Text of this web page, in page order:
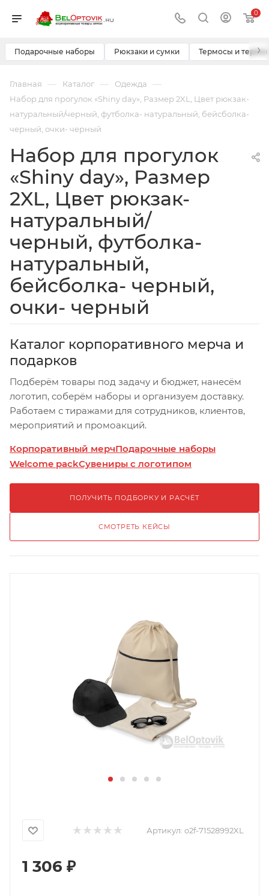
0
Подарочные наборы Рюкзаки и сумки Термосы и ›
Главная — Каталог — Одежда —
Набор для прогулок «Shiny day», Размер 2XL, Цвет рюкзак-
натуральный/черный, футболка- натуральный, бейсболка-
черный, очки- черный
Набор для прогулок
«Shiny day», Размер
2XL, Цвет рюкзак-
натуральный/
черный, футболка-
натуральный,
бейсболка- черный,
очки- черный
Каталог корпоративного мерча и
подарков
Подберём товары под задачу и бюджет, нанесём
логотип, соберём наборы и организуем доставку.
Работаем с тиражами для сотрудников, клиентов,
мероприятий и промоакций.
Корпоративный мерчПодарочные наборы
Welcome packСувениры с логотипом
ПОЛУЧИТЬ ПОДБОРКУ И РАСЧЁТ
СМОТРЕТЬ КЕЙСЫ
Артикул: o2f-71528992XL
1 306 ₽